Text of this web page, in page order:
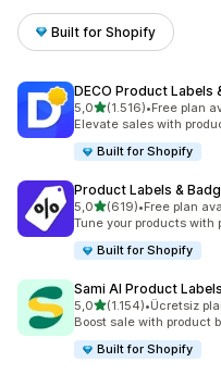
Built for Shopify
DECO Product Labels
5,05 yıldız üzerinden
(1.516)
toplam 1516•Free plan
Elevate sales with
Built for Shopify
Product Labels &
5,05 yıldız üzerinden
(619)
toplam 619•Free plan
Tune your products with
Built for Shopify
Sami AI Product
5,05 yıldız üzerinden
(1.154)
toplam 1154•Ücretsiz
Boost sale with product
Built for Shopify